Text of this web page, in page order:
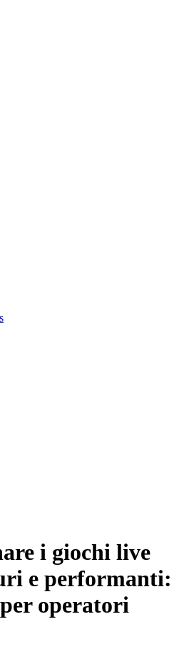
i giochi live
e performanti:
operatori